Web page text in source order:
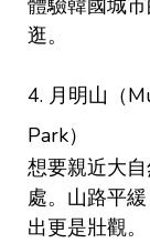
體驗韓國城
逛。
4. 月明山（
Park）
想要親近大
處。山路平
出更是壯觀。